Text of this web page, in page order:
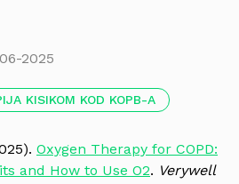
2025
KISIKOM KOD KOPB-A
Oxygen Therapy for COPD:
and How to Use O2. Verywell